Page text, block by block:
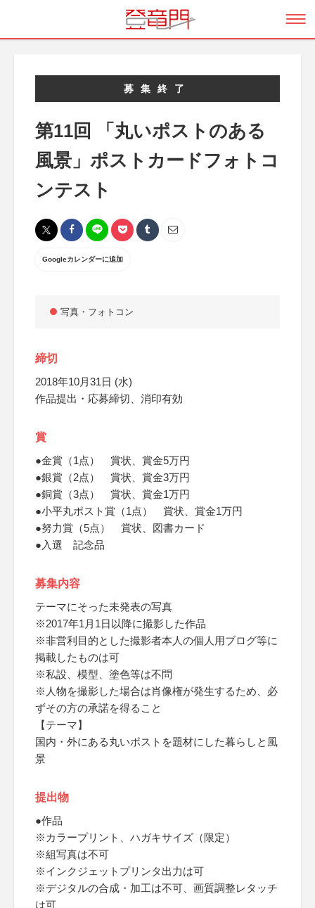
募集終了
第11回 「丸いポストのある
風景」ポストカードフォトコ
ンテスト
Googleカレンダーに追加
写真・フォトコン
締切
2018年10月31日 (水)
作品提出・応募締切、消印有効
賞
●金賞（1点） 賞状、賞金5万円
●銀賞（2点） 賞状、賞金3万円
●銅賞（3点） 賞状、賞金1万円
●小平丸ポスト賞（1点） 賞状、賞金1万円
●努力賞（5点） 賞状、図書カード
●入選 記念品
募集内容
テーマにそった未発表の写真
※2017年1月1日以降に撮影した作品
※非営利目的とした撮影者本人の個人用ブログ等に
掲載したものは可
※私設、模型、塗色等は不問
※人物を撮影した場合は肖像権が発生するため、必
ずその方の承諾を得ること
【テーマ】
国内・外にある丸いポストを題材にした暮らしと風
景
提出物
●作品
※カラープリント、ハガキサイズ（限定）
※組写真は不可
※インクジェットプリンタ出力は可
※デジタルの合成・加工は不可、画質調整レタッチ
は可